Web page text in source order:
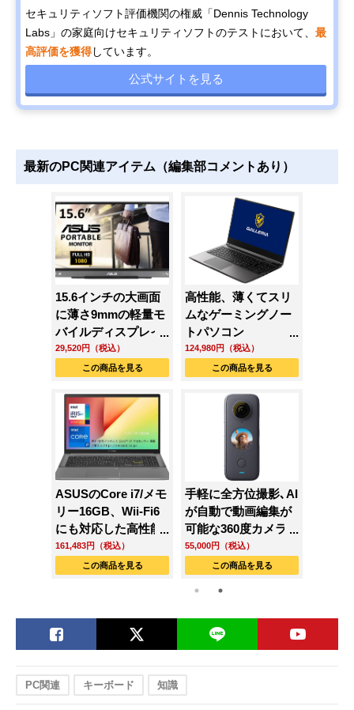
セキュリティソフト評価機関の権威「Dennis Technology
Labs」の家庭向けセキュリティソフトのテストにおいて、 最
高評価を獲得しています。
公式サイトを見る
最新のPC関連アイテム（編集部コメントあり）
15.6インチの大画面
に薄さ9mmの軽量モ
バイルディスプレイ
ZenScreen
29,520円（税込）
この商品を見る
高性能、薄くてスリ
ムなゲーミングノー
トパソコン
「GALLERIA
GCL2060RGF-T」
124,980円（税込）
この商品を見る
ASUSのCore i7/メモ
リー16GB、Wii-Fi6
にも対応した高性能
パソコン
161,483円（税込）
この商品を見る
手軽に全方位撮影､AI
が自動で動画編集が
可能な360度カメラ
｢Insta360 ONE X2｣
55,000円（税込）
この商品を見る
PC関連 キーボード 知識